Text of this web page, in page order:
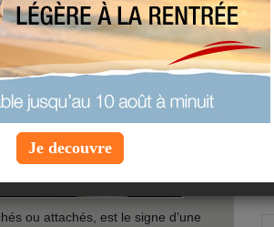
ou attachés, est le signe d’une
Je decouvre